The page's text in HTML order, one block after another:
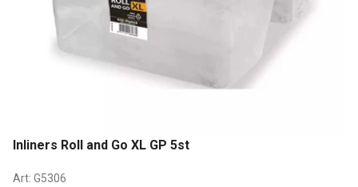
Inliners Roll and Go XL GP 5st
Art: G5306